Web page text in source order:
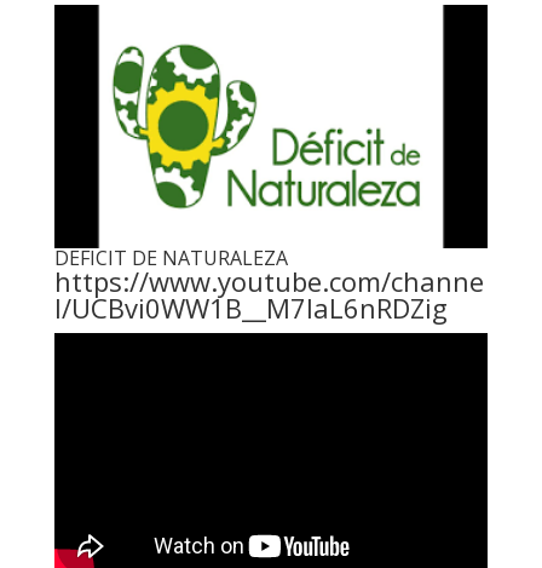
DEFICIT DE NATURALEZA
https://www.youtube.com/channe
l/UCBvi0WW1B__M7laL6nRDZig